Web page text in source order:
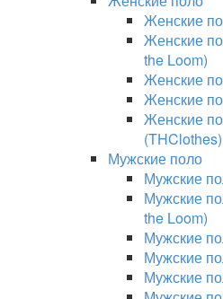
Женские
Женские
the Loom)
Женские
Женские
Женские
(THClothes)
Мужские поло
Мужские
Мужские
the Loom)
Мужские
Мужские
Мужские